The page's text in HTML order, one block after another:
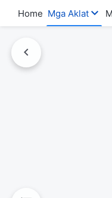
Home Mga Aklat